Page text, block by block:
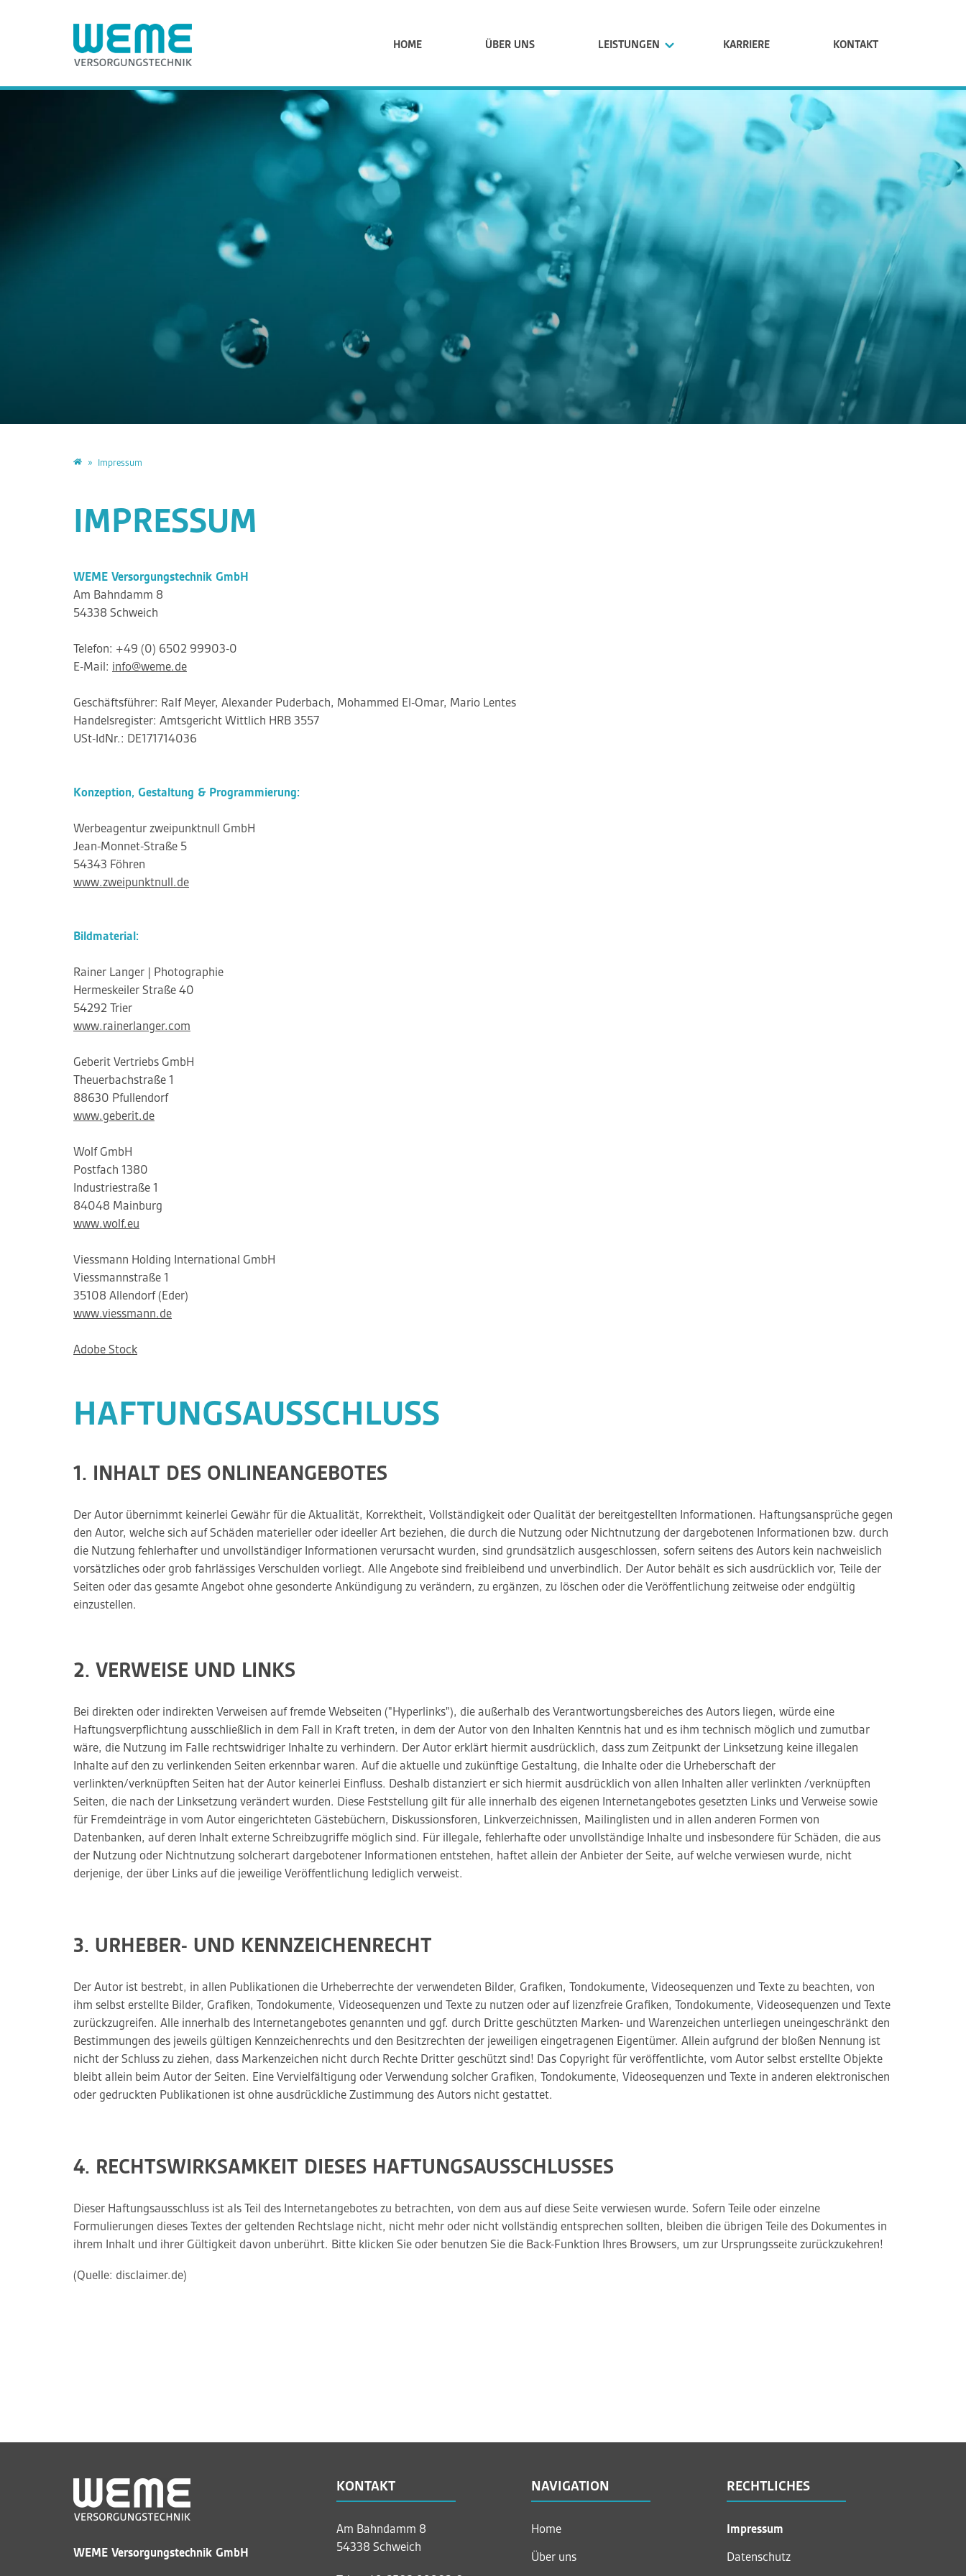
HOME ÜBER UNS LEISTUNGEN KARRIERE KONTAKT
Impressum
IMPRESSUM
WEME Versorgungstechnik GmbH
Am Bahndamm 8
54338 Schweich
Telefon: +49 (0) 6502 99903-0
E-Mail: info@weme.de
Geschäftsführer: Ralf Meyer, Alexander Puderbach, Mohammed El-Omar, Mario Lentes
Handelsregister: Amtsgericht Wittlich HRB 3557
USt-IdNr.: DE171714036
Konzeption, Gestaltung & Programmierung:
Werbeagentur zweipunktnull GmbH
Jean-Monnet-Straße 5
54343 Föhren
www.zweipunktnull.de
Bildmaterial:
Rainer Langer | Photographie
Hermeskeiler Straße 40
54292 Trier
www.rainerlanger.com
Geberit Vertriebs GmbH
Theuerbachstraße 1
88630 Pfullendorf
www.geberit.de
Wolf GmbH
Postfach 1380
Industriestraße 1
84048 Mainburg
www.wolf.eu
Viessmann Holding International GmbH
Viessmannstraße 1
35108 Allendorf (Eder)
www.viessmann.de
Adobe Stock
HAFTUNGSAUSSCHLUSS
1. INHALT DES ONLINEANGEBOTES
Der Autor übernimmt keinerlei Gewähr für die Aktualität, Korrektheit, Vollständigkeit oder Qualität der bereitgestellten Informationen. Haftungsansprüche gegen
den Autor, welche sich auf Schäden materieller oder ideeller Art beziehen, die durch die Nutzung oder Nichtnutzung der dargebotenen Informationen bzw. durch
die Nutzung fehlerhafter und unvollständiger Informationen verursacht wurden, sind grundsätzlich ausgeschlossen, sofern seitens des Autors kein nachweislich
vorsätzliches oder grob fahrlässiges Verschulden vorliegt. Alle Angebote sind freibleibend und unverbindlich. Der Autor behält es sich ausdrücklich vor, Teile der
Seiten oder das gesamte Angebot ohne gesonderte Ankündigung zu verändern, zu ergänzen, zu löschen oder die Veröffentlichung zeitweise oder endgültig
einzustellen.
2. VERWEISE UND LINKS
Bei direkten oder indirekten Verweisen auf fremde Webseiten ("Hyperlinks"), die außerhalb des Verantwortungsbereiches des Autors liegen, würde eine
Haftungsverpflichtung ausschließlich in dem Fall in Kraft treten, in dem der Autor von den Inhalten Kenntnis hat und es ihm technisch möglich und zumutbar
wäre, die Nutzung im Falle rechtswidriger Inhalte zu verhindern. Der Autor erklärt hiermit ausdrücklich, dass zum Zeitpunkt der Linksetzung keine illegalen
Inhalte auf den zu verlinkenden Seiten erkennbar waren. Auf die aktuelle und zukünftige Gestaltung, die Inhalte oder die Urheberschaft der
verlinkten/verknüpften Seiten hat der Autor keinerlei Einfluss. Deshalb distanziert er sich hiermit ausdrücklich von allen Inhalten aller verlinkten /verknüpften
Seiten, die nach der Linksetzung verändert wurden. Diese Feststellung gilt für alle innerhalb des eigenen Internetangebotes gesetzten Links und Verweise sowie
für Fremdeinträge in vom Autor eingerichteten Gästebüchern, Diskussionsforen, Linkverzeichnissen, Mailinglisten und in allen anderen Formen von
Datenbanken, auf deren Inhalt externe Schreibzugriffe möglich sind. Für illegale, fehlerhafte oder unvollständige Inhalte und insbesondere für Schäden, die aus
der Nutzung oder Nichtnutzung solcherart dargebotener Informationen entstehen, haftet allein der Anbieter der Seite, auf welche verwiesen wurde, nicht
derjenige, der über Links auf die jeweilige Veröffentlichung lediglich verweist.
3. URHEBER- UND KENNZEICHENRECHT
Der Autor ist bestrebt, in allen Publikationen die Urheberrechte der verwendeten Bilder, Grafiken, Tondokumente, Videosequenzen und Texte zu beachten, von
ihm selbst erstellte Bilder, Grafiken, Tondokumente, Videosequenzen und Texte zu nutzen oder auf lizenzfreie Grafiken, Tondokumente, Videosequenzen und Texte
zurückzugreifen. Alle innerhalb des Internetangebotes genannten und ggf. durch Dritte geschützten Marken- und Warenzeichen unterliegen uneingeschränkt den
Bestimmungen des jeweils gültigen Kennzeichenrechts und den Besitzrechten der jeweiligen eingetragenen Eigentümer. Allein aufgrund der bloßen Nennung ist
nicht der Schluss zu ziehen, dass Markenzeichen nicht durch Rechte Dritter geschützt sind! Das Copyright für veröffentlichte, vom Autor selbst erstellte Objekte
bleibt allein beim Autor der Seiten. Eine Vervielfältigung oder Verwendung solcher Grafiken, Tondokumente, Videosequenzen und Texte in anderen elektronischen
oder gedruckten Publikationen ist ohne ausdrückliche Zustimmung des Autors nicht gestattet.
4. RECHTSWIRKSAMKEIT DIESES HAFTUNGSAUSSCHLUSSES
Dieser Haftungsausschluss ist als Teil des Internetangebotes zu betrachten, von dem aus auf diese Seite verwiesen wurde. Sofern Teile oder einzelne
Formulierungen dieses Textes der geltenden Rechtslage nicht, nicht mehr oder nicht vollständig entsprechen sollten, bleiben die übrigen Teile des Dokumentes in
ihrem Inhalt und ihrer Gültigkeit davon unberührt. Bitte klicken Sie oder benutzen Sie die Back-Funktion Ihres Browsers, um zur Ursprungsseite zurückzukehren!
(Quelle: disclaimer.de)
WEME Versorgungstechnik GmbH
KONTAKT
Am Bahndamm 8
54338 Schweich
NAVIGATION
Home
Über uns
RECHTLICHES
Impressum
Datenschutz